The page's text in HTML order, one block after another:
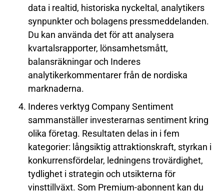
data i realtid, historiska nyckeltal, analytikers
synpunkter och bolagens pressmeddelanden.
Du kan använda det för att analysera
kvartalsrapporter, lönsamhetsmått,
balansräkningar och Inderes
analytikerkommentarer från de nordiska
marknaderna.
Inderes verktyg Company Sentiment
sammanställer investerarnas sentiment kring
olika företag. Resultaten delas in i fem
kategorier: långsiktig attraktionskraft, styrkan i
konkurrensfördelar, ledningens trovärdighet,
tydlighet i strategin och utsikterna för
vinsttillväxt. Som Premium-abonnent kan du